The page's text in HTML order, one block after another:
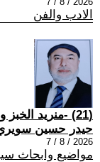
الادب والفن
(21) -منريد الخبز والماي ... بس سالم ابو عداي-
حيدر حسين
2026 / 8 / 7
مواضيع وابحاث